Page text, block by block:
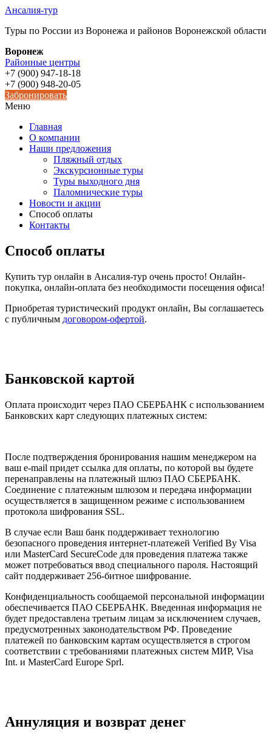
Ансалия-тур
Туры по России из Воронежа и районов Воронежской области
Воронеж
Районные центры
+7 (900) 947-18-18
+7 (900) 948-20-05
Забронировать
Меню
Главная
О компании
Наши предложения
Пляжный отдых
Экскурсионные туры
Туры выходного дня
Паломнические туры
Новости и акции
Способ оплаты
Контакты
Способ оплаты
Купить тур онлайн в Ансалия-тур очень просто! Онлайн-
покупка, онлайн-оплата без необходимости посещения офиса!
Приобретая туристический продукт онлайн, Вы соглашаетесь
с публичным договором-офертой.
Банковской картой
Оплата происходит через ПАО СБЕРБАНК с использованием
Банковских карт следующих платежных систем:
После подтверждения бронирования нашим менеджером на
ваш e-mail придет ссылка для оплаты, по которой вы будете
перенаправлены на платежный шлюз ПАО СБЕРБАНК.
Соединение с платежным шлюзом и передача информации
осуществляется в защищенном режиме с использованием
протокола шифрования SSL.
В случае если Ваш банк поддерживает технологию
безопасного проведения интернет-платежей Verified By Visa
или MasterCard SecureCode для проведения платежа также
может потребоваться ввод специального пароля. Настоящий
сайт поддерживает 256-битное шифрование.
Конфиденциальность сообщаемой персональной информации
обеспечивается ПАО СБЕРБАНК. Введенная информация не
будет предоставлена третьим лицам за исключением случаев,
предусмотренных законодательством РФ. Проведение
платежей по банковским картам осуществляется в строгом
соответствии с требованиями платежных систем МИР, Visa
Int. и MasterCard Europe Sprl.
Аннуляция и возврат денег